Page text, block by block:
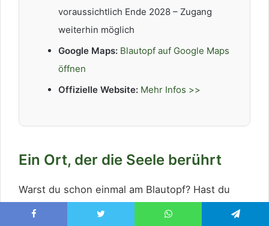
voraussichtlich Ende 2028 – Zugang
weiterhin möglich
Google Maps: Blautopf auf Google Maps
öffnen
Offizielle Website: Mehr Infos >>
Ein Ort, der die Seele berührt
Warst du schon einmal am Blautopf? Hast du
versucht, den Zungenbrecher der schönen Lau